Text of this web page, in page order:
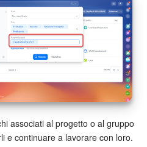
associati al progetto o al gruppo
e continuare a lavorare con loro.